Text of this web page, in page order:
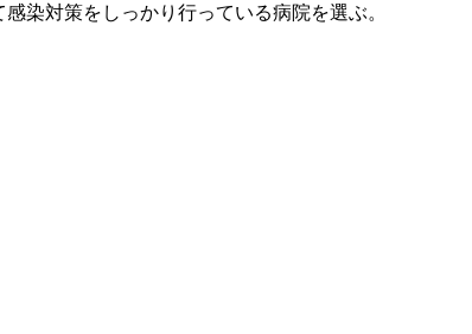
染対策をしっかり行っている病院を選ぶ。